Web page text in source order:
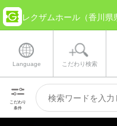
Language こだわり検索
こだわり
条件